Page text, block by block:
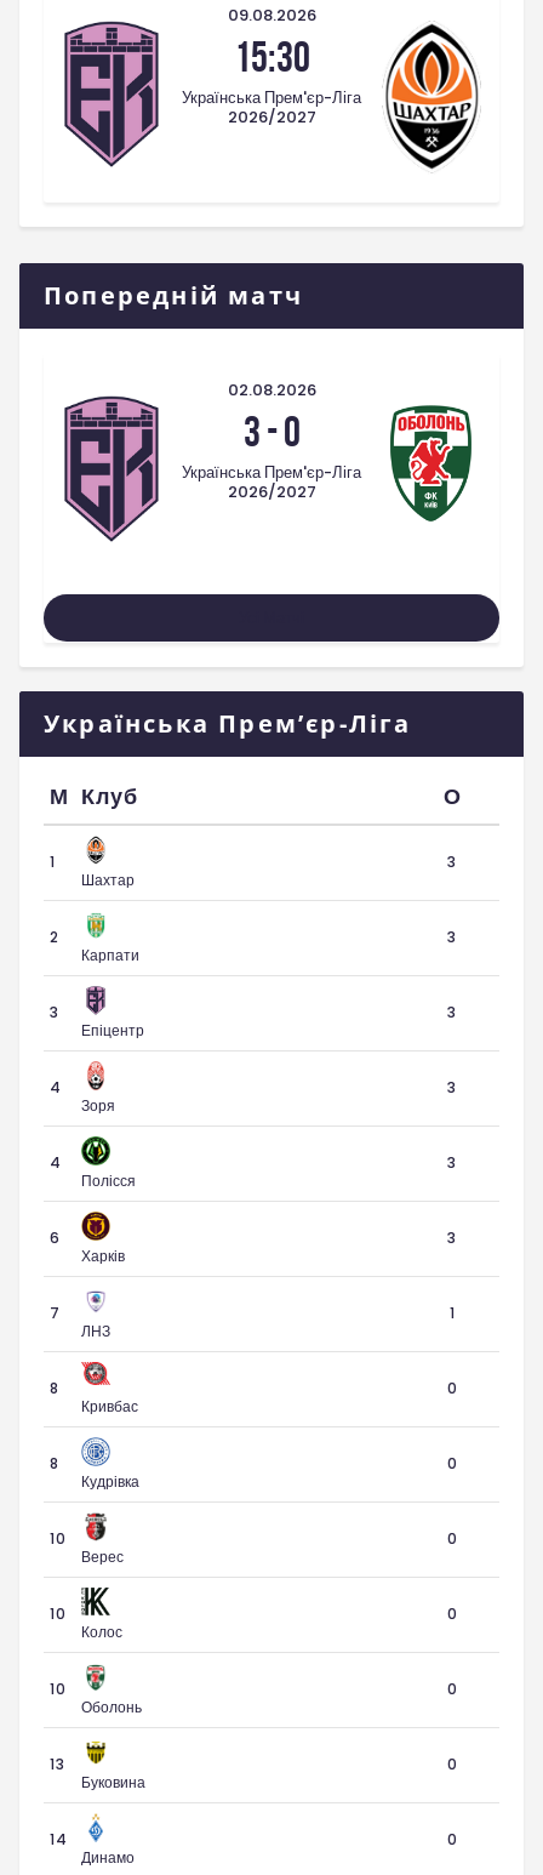
09.08.2026
15:30
Українська Прем'єр-Ліга
2026/2027
Попередній матч
02.08.2026
3-0
Українська Прем'єр-Ліга
2026/2027
Українська Прем’єр-Ліга
М Клуб О
1
Шахтар
3
2
Карпати
3
3
Епіцентр
3
4
Зоря
3
4
Полісся
3
6
Харків
3
7
ЛНЗ
1
8
Кривбас
0
8
Кудрівка
0
10
Верес
0
10
Колос
0
10
Оболонь
0
13
Буковина
0
14
Динамо
0